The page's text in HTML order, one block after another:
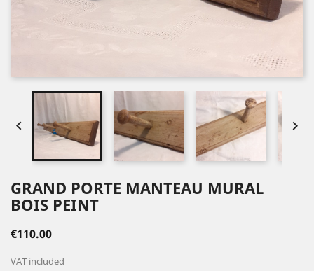
 
GRAND PORTE MANTEAU MURAL
BOIS PEINT
€110.00
VAT included